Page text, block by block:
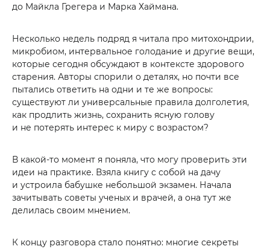
до Майкла Грегера и Марка Хаймана.
Несколько недель подряд я читала про митохондрии,
микробиом, интервальное голодание и другие вещи,
которые сегодня обсуждают в контексте здорового
старения. Авторы спорили о деталях, но почти все
пытались ответить на одни и те же вопросы:
существуют ли универсальные правила долголетия,
как продлить жизнь, сохранить ясную голову
и не потерять интерес к миру с возрастом?
В какой-то момент я поняла, что могу проверить эти
идеи на практике. Взяла книгу с собой на дачу
и устроила бабушке небольшой экзамен. Начала
зачитывать советы ученых и врачей, а она тут же
делилась своим мнением.
К концу разговора стало понятно: многие секреты